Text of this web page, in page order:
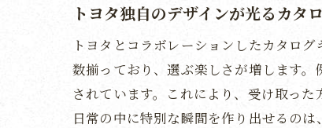
受
トヨタ独自のデザインが光るカタ
トヨタとコラボレーションしたカタロ
数揃っており、選ぶ楽しさが増します
されています。これにより、受け取っ
日常の中に特別な瞬間を作り出せるのは